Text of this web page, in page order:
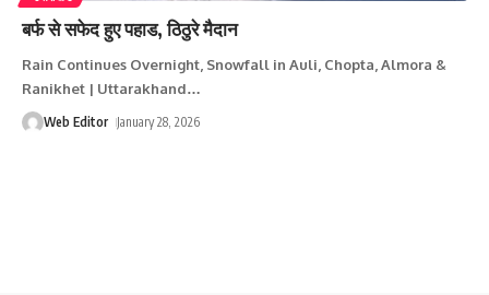
बर्फ से सफेद हुए पहाड, ठिठुरे मैदान
Rain Continues Overnight, Snowfall in Auli, Chopta, Almora &
Ranikhet | Uttarakhand…
Web Editor January 28, 2026